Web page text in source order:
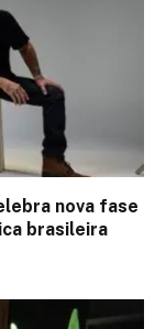
nova fase
brasileira